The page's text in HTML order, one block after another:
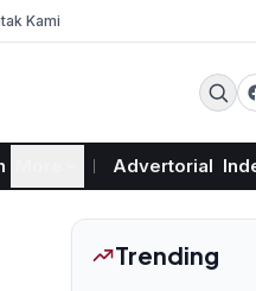
Kami
Advertorial
Trending